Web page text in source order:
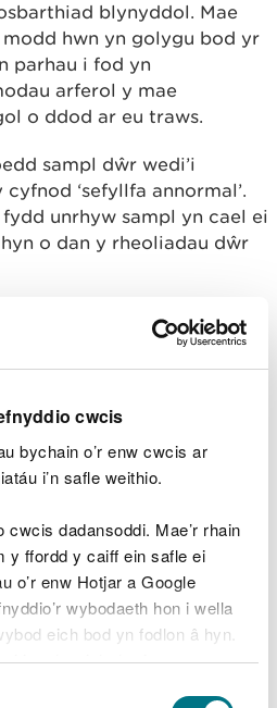
cwcis
bychain o’r enw cwcis ar
i’n safle weithio.
dadansoddi. Mae’r rhain
y ffordd y caiff ein safle ei
o’r enw Hotjar a Google
wybodaeth hon i wella
eich bod yn fodlon â hyn.
i gadw eich dewis.
blynyddol. Mae
hwn yn golygu bod yr
parhau i fod yn
arferol y mae
o ddod ar eu traws.
sampl dŵr wedi’i
‘sefyllfa annormal’.
unrhyw sampl yn cael ei
o dan y rheoliadau dŵr
ddydd Gwener 12
bod dŵr afliwiedig yn llifo
Llangrannog. Yn fuan wedi
slyri yn uwch i fyny yn y
amgylchedd ei anfon ar
sefyllfa.
swyddog fod y ffermwr
i atal y llygredd.
datganwyd 'sefyllfa
ymdrochi Llangrannog
hyn at osod arwyddion yn